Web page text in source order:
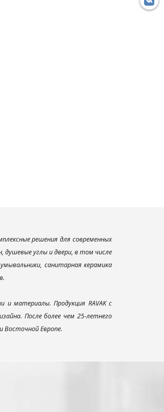
решения для современных
душевые углы и двери, в том числе
санитарная керамика
и материалы. Продукция RAVAK с
После более чем 25-летнего
Восточной Европе.